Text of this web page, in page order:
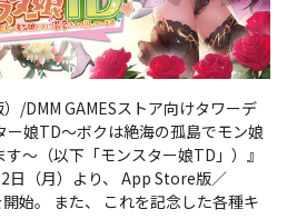
/DMM GAMESストア向けタワーデ
ー娘TD～ボクは絶海の孤島でモン娘
～（以下「モンスター娘TD」）』
日（月）より、 App Store版／
始。 また、 これを記念した各種キ